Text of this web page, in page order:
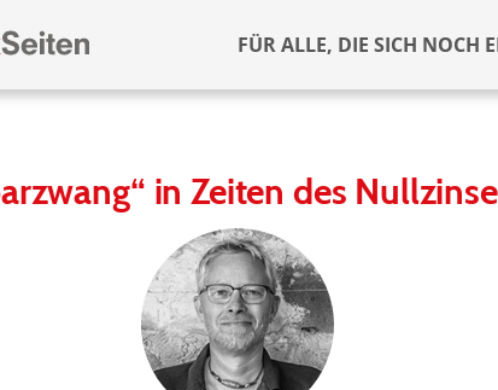
FÜR ALLE, DIE SICH NOCH
in Zeiten des